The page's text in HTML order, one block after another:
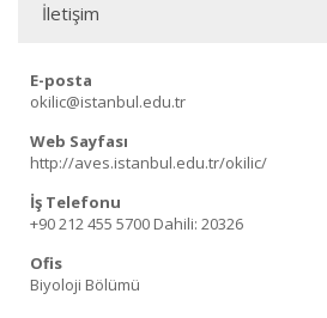
İletişim
E-posta
okilic@istanbul.edu.tr
Web Sayfası
http://aves.istanbul.edu.tr/okilic/
İş Telefonu
+90 212 455 5700 Dahili: 20326
Ofis
Biyoloji Bölümü